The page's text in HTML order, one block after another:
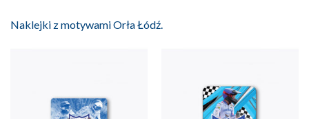
Naklejki z motywami Orła Łódź.